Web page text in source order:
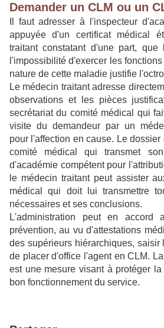
Demander un CLM ou un
Il faut adresser à l'inspecteur
appuyée d'un certificat médical
traitant constatant d'une part,
l'impossibilité d'exercer les
nature de cette maladie justifie
Le médecin traitant adresse
observations et les pièces
secrétariat du comité médical qui
visite du demandeur par un
pour l'affection en cause. Le
comité médical qui transmet
d'académie compétent pour
le médecin traitant peut assister
médical qui doit lui transmettre
nécessaires et ses conclusions.
L'administration peut en accord
prévention, au vu d'attestations
des supérieurs hiérarchiques, saisir
de placer d'office l'agent en CLM.
est une mesure visant à protéger
bon fonctionnement du service.